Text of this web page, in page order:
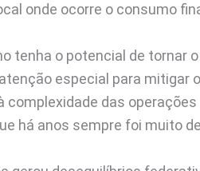
onde ocorre o consumo
tenha o potencial de
especial para mitigar
das
há anos sempre foi muito